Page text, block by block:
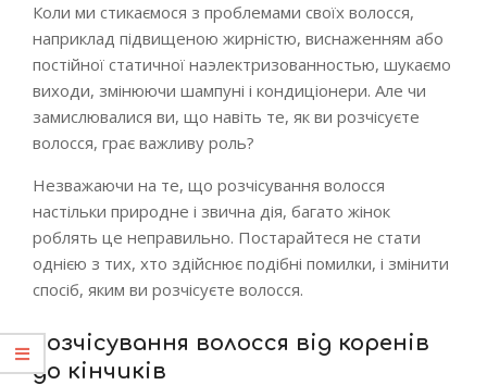
Коли ми стикаємося з проблемами своїх волосся,
наприклад підвищеною жирністю, виснаженням або
постійної статичної наэлектризованностью, шукаємо
виходи, змінюючи шампуні і кондиціонери. Але чи
замислювалися ви, що навіть те, як ви розчісуєте
волосся, грає важливу роль?
Незважаючи на те, що розчісування волосся
настільки природне і звична дія, багато жінок
роблять це неправильно. Постарайтеся не стати
однією з тих, хто здійснює подібні помилки, і змінити
спосіб, яким ви розчісуєте волосся.
Розчісування волосся від коренів
до кінчиків